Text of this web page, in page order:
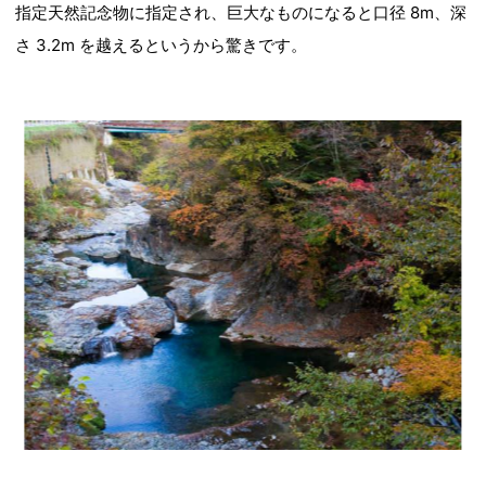
指定天然記念物に指定され、巨大なものになると口径 8m、深
さ 3.2m を越えるというから驚きです。